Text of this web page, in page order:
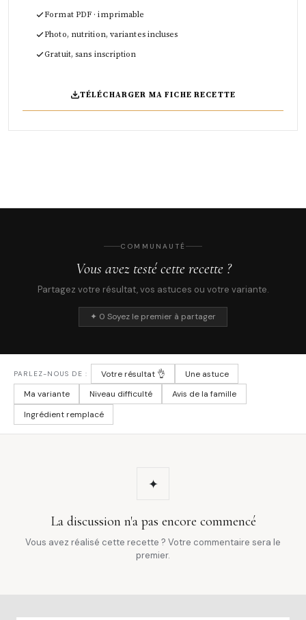
Format PDF · imprimable
Photo, nutrition, variantes incluses
Gratuit, sans inscription
TÉLÉCHARGER MA FICHE RECETTE
COMMUNAUTÉ
Vous avez testé cette recette ?
Partagez votre résultat, vos astuces ou votre variante.
✦ 0 Soyez le premier à partager
PARLEZ-NOUS DE : Votre résultat 👌
Une astuce
Ma variante
Niveau difficulté
Avis de la famille
Ingrédient remplacé
✦
La discussion n'a pas encore commencé
Vous avez réalisé cette recette ? Votre commentaire sera le
premier.